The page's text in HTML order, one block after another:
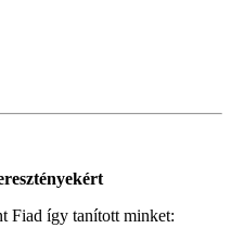
Fiad így tanított minket: